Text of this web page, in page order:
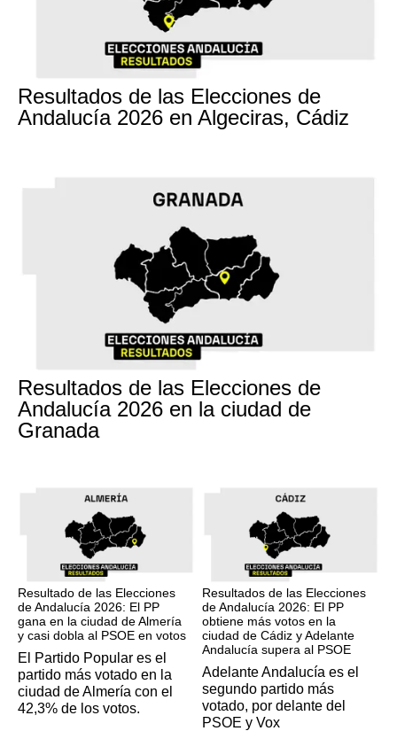
Resultados de las Elecciones de
Andalucía 2026 en Algeciras, Cádiz
Resultados de las Elecciones de
Andalucía 2026 en la ciudad de
Granada
Resultado de las Elecciones
de Andalucía 2026: El PP
gana en la ciudad de Almería
y casi dobla al PSOE en votos
El Partido Popular es el
partido más votado en la
ciudad de Almería con el
42,3% de los votos.
Resultados de las Elecciones
de Andalucía 2026: El PP
obtiene más votos en la
ciudad de Cádiz y Adelante
Andalucía supera al PSOE
Adelante Andalucía es el
segundo partido más
votado, por delante del
PSOE y Vox